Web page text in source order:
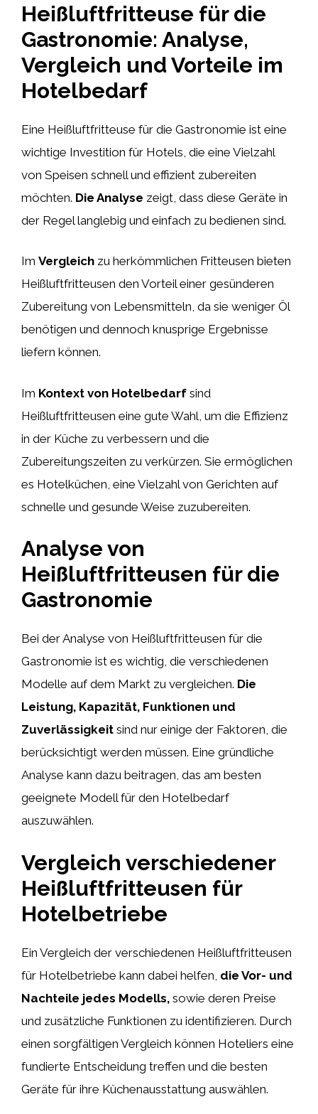
Heißluftfritteuse für die
Gastronomie: Analyse,
Vergleich und Vorteile im
Hotelbedarf
Eine Heißluftfritteuse für die Gastronomie ist eine
wichtige Investition für Hotels, die eine Vielzahl
von Speisen schnell und effizient zubereiten
möchten. Die Analyse zeigt, dass diese Geräte in
der Regel langlebig und einfach zu bedienen sind.
Im Vergleich zu herkömmlichen Fritteusen bieten
Heißluftfritteusen den Vorteil einer gesünderen
Zubereitung von Lebensmitteln, da sie weniger Öl
benötigen und dennoch knusprige Ergebnisse
liefern können.
Im Kontext von Hotelbedarf sind
Heißluftfritteusen eine gute Wahl, um die Effizienz
in der Küche zu verbessern und die
Zubereitungszeiten zu verkürzen. Sie ermöglichen
es Hotelküchen, eine Vielzahl von Gerichten auf
schnelle und gesunde Weise zuzubereiten.
Analyse von
Heißluftfritteusen für die
Gastronomie
Bei der Analyse von Heißluftfritteusen für die
Gastronomie ist es wichtig, die verschiedenen
Modelle auf dem Markt zu vergleichen. Die
Leistung, Kapazität, Funktionen und
Zuverlässigkeit sind nur einige der Faktoren, die
berücksichtigt werden müssen. Eine gründliche
Analyse kann dazu beitragen, das am besten
geeignete Modell für den Hotelbedarf
auszuwählen.
Vergleich verschiedener
Heißluftfritteusen für
Hotelbetriebe
Ein Vergleich der verschiedenen Heißluftfritteusen
für Hotelbetriebe kann dabei helfen, die Vor- und
Nachteile jedes Modells, sowie deren Preise
und zusätzliche Funktionen zu identifizieren. Durch
einen sorgfältigen Vergleich können Hoteliers eine
fundierte Entscheidung treffen und die besten
Geräte für ihre Küchenausstattung auswählen.